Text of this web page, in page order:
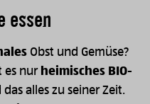
essen
Obst und Gemüse?
nur heimisches BIO-
das alles zu seiner Zeit.